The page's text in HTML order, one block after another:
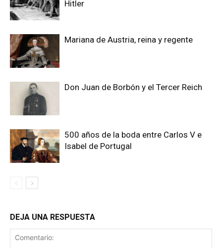
Hitler
Mariana de Austria, reina y regente
Don Juan de Borbón y el Tercer Reich
500 años de la boda entre Carlos V e
Isabel de Portugal
DEJA UNA RESPUESTA